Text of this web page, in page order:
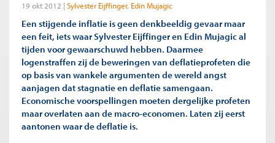
19 okt 2012 Sylvester Eijffinger Edin Mujagic
Een stijgende inflatie is geen denkbeeldig gevaar maar
een feit, iets waar Sylvester Eijffinger en Edin Mujagic al
tijden voor gewaarschuwd hebben. Daarmee
logenstraffen zij de beweringen van deflatieprofeten die
op basis van wankele argumenten de wereld angst
aanjagen dat stagnatie en deflatie samengaan.
Economische voorspellingen moeten dergelijke profeten
maar overlaten aan de macro-economen. Laten zij eerst
aantonen waar de deflatie is.